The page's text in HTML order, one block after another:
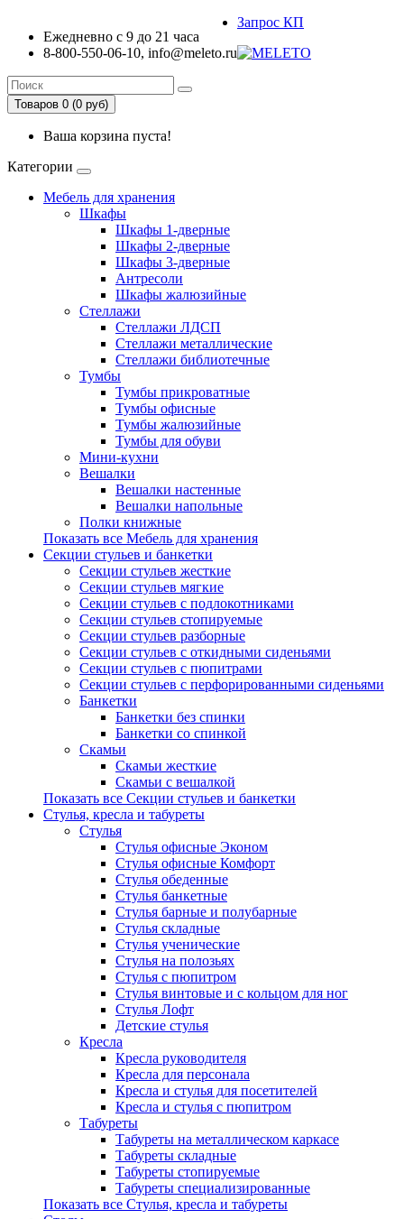
Ежедневно с 9 до 21 часа
8-800-550-06-10, info@meleto.ru
Запрос КП
Товаров 0 (0 pуб)
Ваша корзина пуста!
Категории
Мебель для хранения
Шкафы
Шкафы 1-дверные
Шкафы 2-дверные
Шкафы 3-дверные
Антресоли
Шкафы жалюзийные
Стеллажи
Стеллажи ЛДСП
Стеллажи металлические
Стеллажи библиотечные
Тумбы
Тумбы прикроватные
Тумбы офисные
Тумбы жалюзийные
Тумбы для обуви
Мини-кухни
Вешалки
Вешалки настенные
Вешалки напольные
Полки книжные
Показать все Мебель для хранения
Секции стульев и банкетки
Секции стульев жесткие
Секции стульев мягкие
Секции стульев с подлокотниками
Секции стульев стопируемые
Секции стульев разборные
Секции стульев с откидными сиденьями
Секции стульев с пюпитрами
Секции стульев с перфорированными сиденьями
Банкетки
Банкетки без спинки
Банкетки со спинкой
Скамьи
Скамьи жесткие
Скамьи с вешалкой
Показать все Секции стульев и банкетки
Стулья, кресла и табуреты
Стулья
Стулья офисные Эконом
Стулья офисные Комфорт
Стулья обеденные
Стулья банкетные
Стулья барные и полубарные
Стулья складные
Стулья ученические
Стулья на полозьях
Стулья с пюпитром
Стулья винтовые и с кольцом для ног
Стулья Лофт
Детские стулья
Кресла
Кресла руководителя
Кресла для персонала
Кресла и стулья для посетителей
Кресла и стулья с пюпитром
Табуреты
Табуреты на металлическом каркасе
Табуреты складные
Табуреты стопируемые
Табуреты специализированные
Показать все Стулья, кресла и табуреты